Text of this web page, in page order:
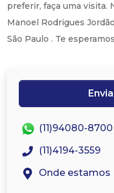
preferir, faça uma visita.
Manoel Rodrigues
São Paulo . Te
(11)94080-8700
(11)4194-3559
Onde estamos